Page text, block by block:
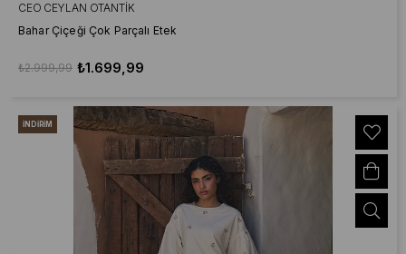
CEO CEYLAN OTANTIK
Bahar Çiçeği Çok Parçalı Etek
₺1.699,99
₺2.999,99
İNDIRIM